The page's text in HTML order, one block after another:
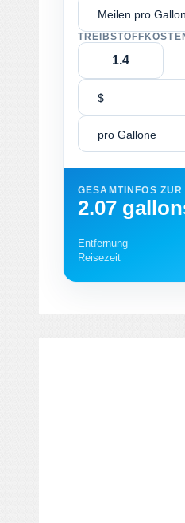
$
pro Gallone
GESAMTINFOS ZUR
2.07
Entfernung
Reisezeit